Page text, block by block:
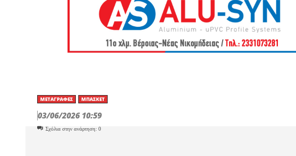
ΜΕΤΑΓΡΑΦΈΣ ΜΠΆΣΚΕΤ
03/06/2026 10:59
Σχόλια στην ανάρτηση: 0